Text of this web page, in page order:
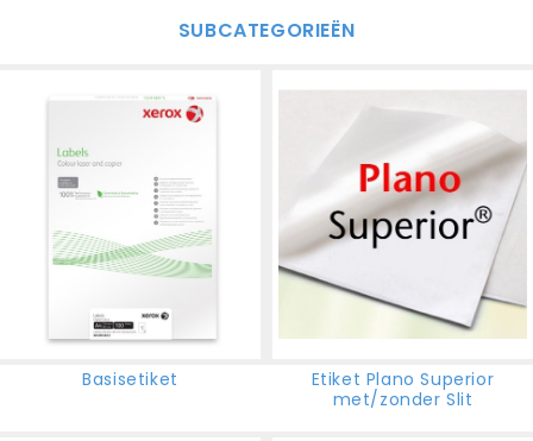
SUBCATEGORIEËN
Basisetiket
Etiket Plano Superior
met/zonder Slit